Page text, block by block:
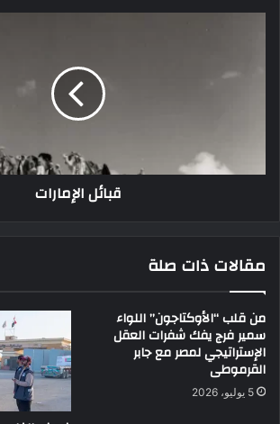
قبائل الإمارات
مقالات ذات صلة
من قلب “الأوكتاجون” اللواء
سمير فرج يفك شفرات العقل
الإستراتيجي لمصر مع جابر
القرموطى
5 يوليو، 2026